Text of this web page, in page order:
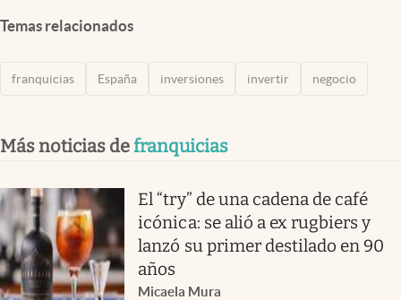
Temas relacionados
franquicias España inversiones invertir negocio
Más noticias defranquicias
El “try” de una cadena de café
icónica: se alió a ex rugbiers y
lanzó su primer destilado en 90
años
Micaela Mura